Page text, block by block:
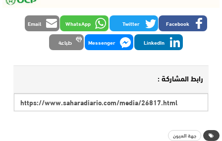
Facebook
Twitter
WhatsApp
Email
LinkedIn
Messenger طباعة
رابط المشاركة :
جهة العيون